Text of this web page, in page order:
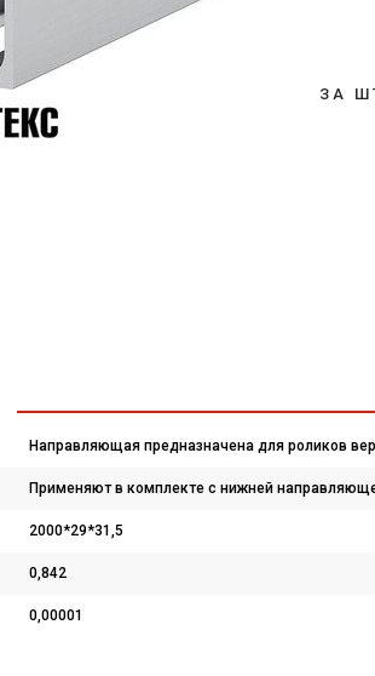
ЗА
Направляющая предназначена для роликов
Применяют в комплекте с нижней
2000*29*31,5
0,842
0,00001